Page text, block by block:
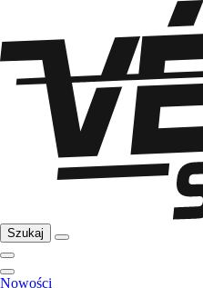
Szukaj
Nowości